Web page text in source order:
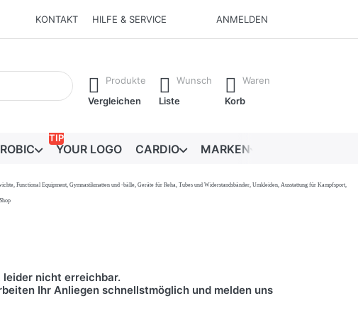
KONTAKT HILFE & SERVICE ANMELDEN
Ergebnisse. Drücken Sie die Eingabetaste, um alle Ergebnisse
Produkte
Vergleichen
Wunsch
Liste
Waren
Korb
YOUR LOGO
TIP
CARDIO MARKEN
Functional Equipment, Gymnastikmatten und -bälle, Geräte für Reha, Tubes und Widerstandsbänder, Umkleiden, Ausstattung für Kampfsport,
nicht erreichbar.
Ihr Anliegen schnellstmöglich und melden uns